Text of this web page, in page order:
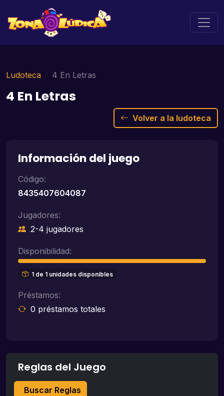
Ludoteca 4 En Letras
4 En Letras
Volver a la ludoteca
Información del juego
Código:
8435407604087
Jugadores:
2-4 jugadores
Disponibilidad:
1 de 1 unidades disponibles
Préstamos:
0 préstamos totales
Reglas del Juego
Buscar Reglas